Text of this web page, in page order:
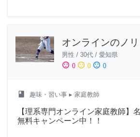
オンラインのノリ
男性 / 30代 / 愛知県
sentiment_satisfied 0 sentiment_neutral 0 sentiment_dissatisfied 0
class 趣味・習い事 ▸ 家庭教師
【理系専門オンライン家庭教師】
無料キャンペーン中！！